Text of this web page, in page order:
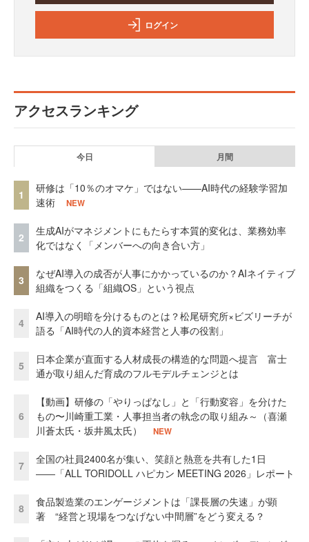
ログイン
アクセスランキング
今日 月間
1
研修は「10％のオマケ」ではない——AI時代の経験学習加
速術
NEW
2
生成AIがマネジメントにもたらす本質的変化は、業務効率
化ではなく「メンバーへの向き合い方」
3
なぜAI導入の成否が人事にかかっているのか？AIネイティブ
組織をつくる「組織OS」という視点
4
AI導入の明暗を分けるものとは？松尾研究所×ビズリーチが
語る「AI時代の人的資本経営と人事の役割」
5
日本企業が直面する人材成長の構造的な問題へ提言 富士
通が取り組んだ育成のフルモデルチェンジとは
6
【動画】研修の「やりっぱなし」と「行動変容」を分けた
もの〜川崎重工業・人事担当者の執念の取り組み～（喜瀬
川蒼太氏・坂井風太氏）
NEW
7
全国の社員2400名が集い、笑顔と熱意を共有した1日
――「ALL TORIDOLL ハピカン MEETING 2026」レポート
8
食品製造業のエンゲージメントは「課長層の失速」が顕
著 “経営と現場をつなげない中間層”をどう変える？